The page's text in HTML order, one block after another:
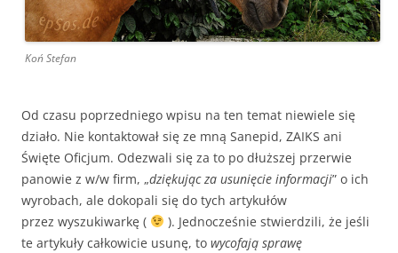
Koń Stefan
Od czasu poprzedniego wpisu na ten temat niewiele się
działo. Nie kontaktował się ze mną Sanepid, ZAIKS ani
Święte Oficjum. Odezwali się za to po dłuższej przerwie
panowie z w/w firm, „dziękując za usunięcie informacji” o ich
wyrobach, ale dokopali się do tych artykułów
przez wyszukiwarkę (
). Jednocześnie stwierdzili, że jeśli
te artykuły całkowicie usunę, to wycofają sprawę